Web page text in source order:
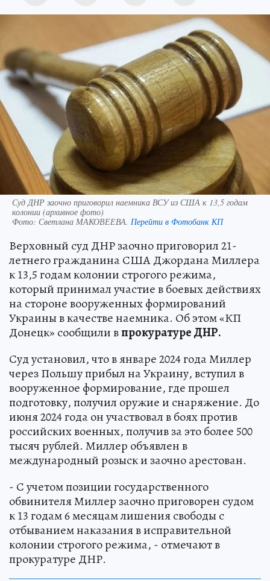
Суд ДНР заочно приговорил наемника ВСУ из США к 13,5 годам
колонии (архивное фото)
Фото: Светлана МАКОВЕЕВА. Перейти в Фотобанк КП
Верховный суд ДНР заочно приговорил 21-
летнего гражданина США Джордана Миллера
к 13,5 годам колонии строгого режима,
который принимал участие в боевых действиях
на стороне вооруженных формирований
Украины в качестве наемника. Об этом «КП
Донецк» сообщили впрокуратуре ДНР.
Суд установил, что в январе 2024 года Миллер
через Польшу прибыл на Украину, вступил в
вооруженное формирование, где прошел
подготовку, получил оружие и снаряжение. До
июня 2024 года он участвовал в боях против
российских военных, получив за это более 500
тысяч рублей. Миллер объявлен в
международный розыск и заочно арестован.
- С учетом позиции государственного
обвинителя Миллер заочно приговорен судом
к 13 годам 6 месяцам лишения свободы с
отбыванием наказания в исправительной
колонии строгого режима, - отмечают в
прокуратуре ДНР.